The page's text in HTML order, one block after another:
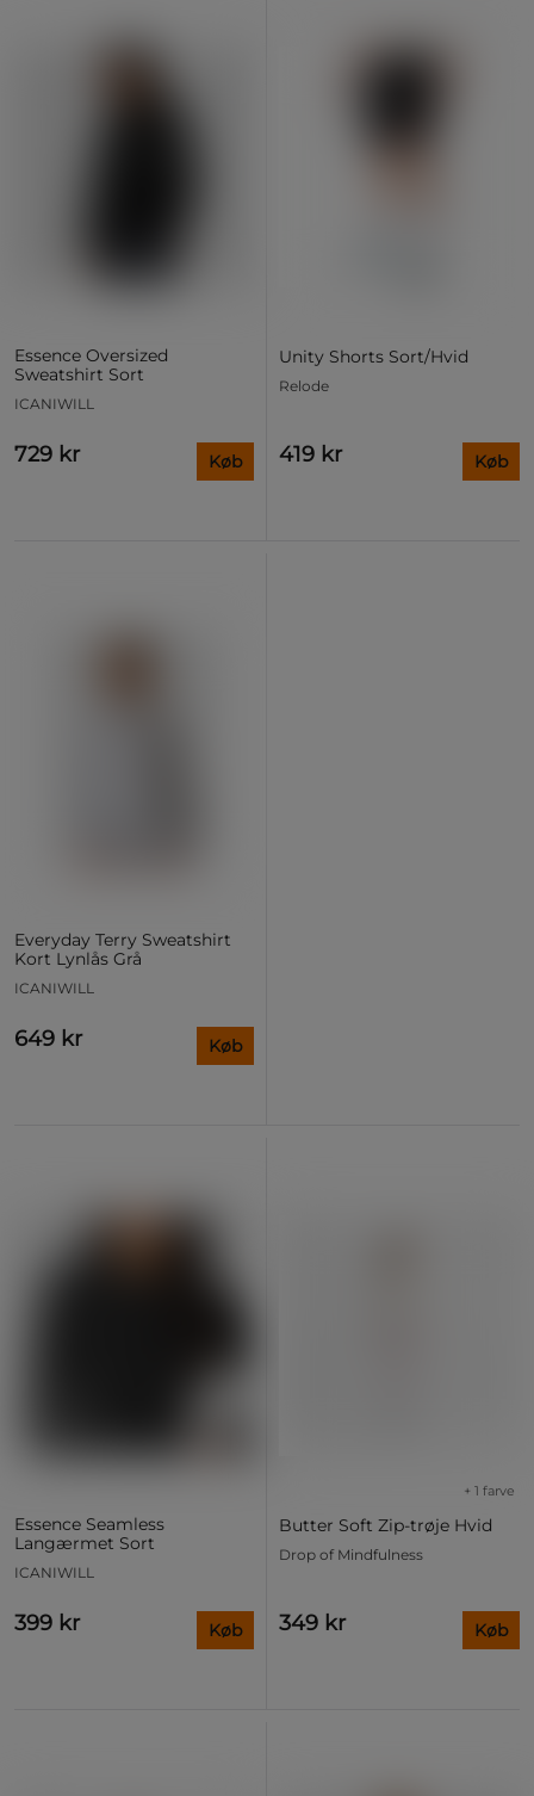
Essence Oversized
Sweatshirt Sort
ICANIWILL
729 kr Køb
Unity Shorts Sort/Hvid
Relode
419 kr Køb
Everyday Terry Sweatshirt
Kort Lynlås Grå
ICANIWILL
649 kr Køb
Essence Seamless
Langærmet Sort
ICANIWILL
399 kr Køb
Butter Soft Zip-trøje Hvid
+ 1 farve
Drop of Mindfulness
349 kr Køb